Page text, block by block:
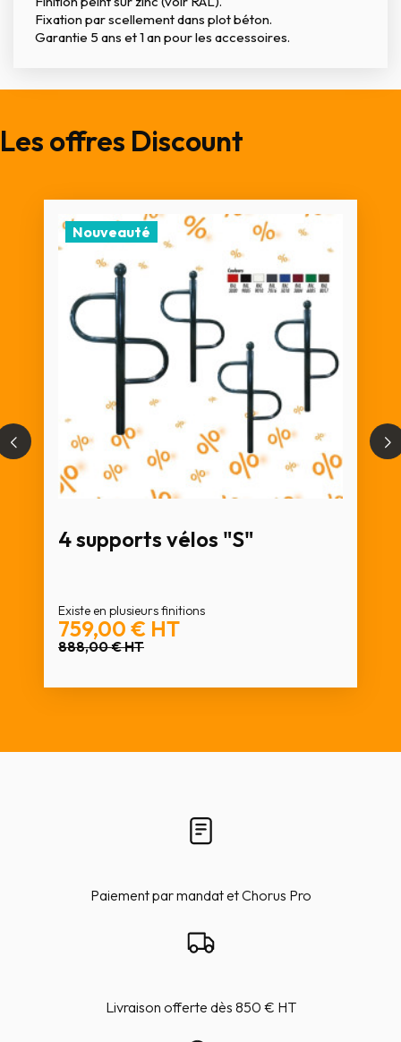
Fixation par scellement dans plot béton.
Garantie 5 ans et 1 an pour les accessoires.
Les offres Discount
4 supports vélos "S"
Existe en plusieurs finitions
759,00 € HT
888,00 €HT
Nouveauté
Paiement par mandat et Chorus Pro
Livraison offerte dès 850 € HT